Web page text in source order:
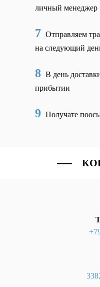
личный менеджер
7 Отправляем
на следующий
8 В день
прибытии
9 Получате